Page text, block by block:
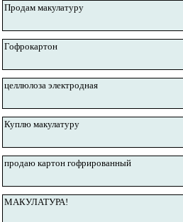
Продам макулатуру
Гофрокартон
целлюлоза электродная
Куплю макулатуру
продаю картон гофрированный
МАКУЛАТУРА!